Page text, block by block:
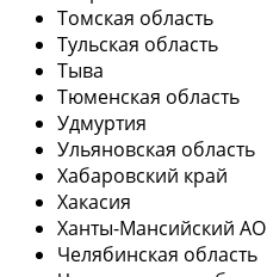
Томская область
Тульская область
Тыва
Тюменская область
Удмуртия
Ульяновская область
Хабаровский край
Хакасия
Ханты-Мансийский АО
Челябинская область